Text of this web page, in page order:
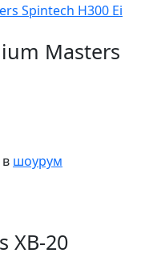
Masters
шоурум
XB-20